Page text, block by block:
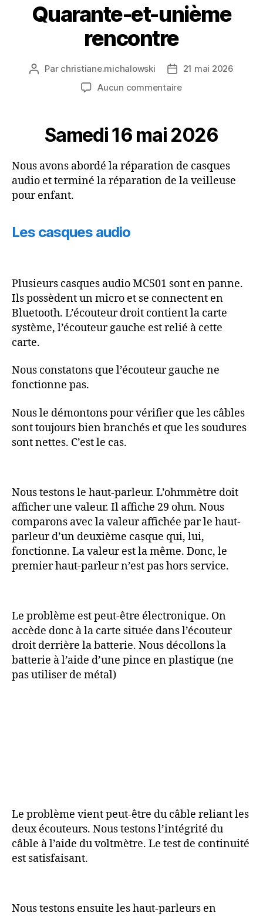
Quarante-et-unième
rencontre
Auteur
Par christiane.michalowski
Date
de
21 mai 2026
Aucun commentairesur
unième
rencontre
Samedi 16 mai 2026
Nous avons abordé la réparation de casques
audio et terminé la réparation de la veilleuse
pour enfant.
Les casques audio
Plusieurs casques audio MC501 sont en panne.
Ils possèdent un micro et se connectent en
Bluetooth. L’écouteur droit contient la carte
système, l’écouteur gauche est relié à cette
carte.
Nous constatons que l’écouteur gauche ne
fonctionne pas.
Nous le démontons pour vérifier que les câbles
sont toujours bien branchés et que les soudures
sont nettes. C’est le cas.
Nous testons le haut-parleur. L’ohmmètre doit
afficher une valeur. Il affiche 29 ohm. Nous
comparons avec la valeur affichée par le haut-
parleur d’un deuxième casque qui, lui,
fonctionne. La valeur est la même. Donc, le
premier haut-parleur n’est pas hors service.
Le problème est peut-être électronique. On
accède donc à la carte située dans l’écouteur
droit derrière la batterie. Nous décollons la
batterie à l’aide d’une pince en plastique (ne
pas utiliser de métal)
Le problème vient peut-être du câble reliant les
deux écouteurs. Nous testons l’intégrité du
câble à l’aide du voltmètre. Le test de continuité
est satisfaisant.
Nous testons ensuite les haut-parleurs en